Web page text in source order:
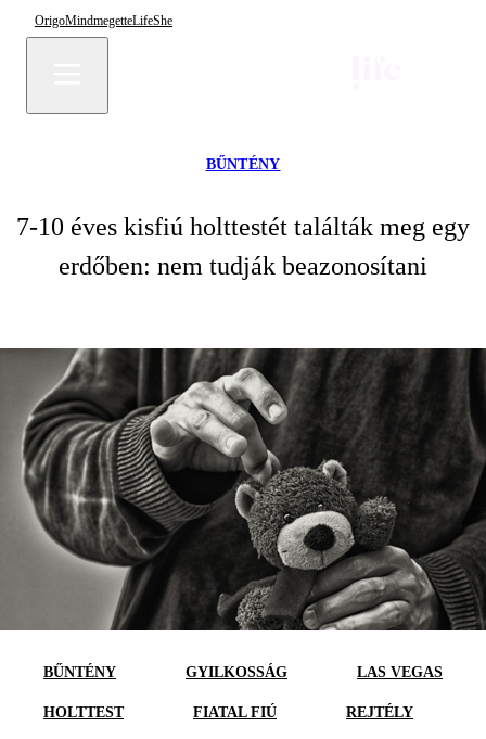
OrigoMindmegetteLifeShe
BŰNTÉNY
7-10 éves kisfiú holttestét találták meg egy
erdőben: nem tudják beazonosítani
BŰNTÉNY GYILKOSSÁG LAS VEGAS
HOLTTEST FIATAL FIÚ REJTÉLY